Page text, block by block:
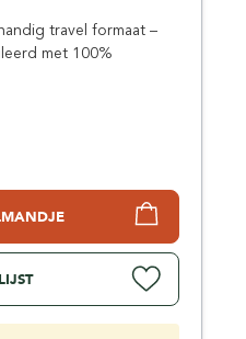
travel formaat –
met 100%